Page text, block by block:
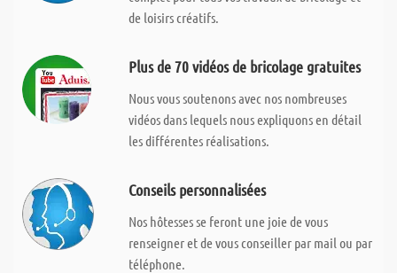
de loisirs créatifs.
Plus de 70 vidéos de bricolage gratuites
Nous vous soutenons avec nos nombreuses
vidéos dans lequels nous expliquons en détail
les différentes réalisations.
Conseils personnalisées
Nos hôtesses se feront une joie de vous
renseigner et de vous conseiller par mail ou par
téléphone.